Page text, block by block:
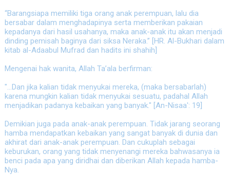
“Barangsiapa memiliki tiga orang anak perempuan, lalu dia
bersabar dalam menghadapinya serta memberikan pakaian
kepadanya dari hasil usahanya, maka anak-anak itu akan menjadi
dinding pemisah baginya dari siksa Neraka.” [HR. Al-Bukhari dalam
kitab al-Adaabul Mufrad dan hadits ini shahih]
Mengenai hak wanita, Allah Ta’ala berfirman:
"…Dan jika kalian tidak menyukai mereka, (maka bersabarlah)
karena mungkin kalian tidak menyukai sesuatu, padahal Allah
menjadikan padanya kebaikan yang banyak." [An-Nisaa': 19]
Demikian juga pada anak-anak perempuan. Tidak jarang seorang
hamba mendapatkan kebaikan yang sangat banyak di dunia dan
akhirat dari anak-anak perempuan. Dan cukuplah sebagai
keburukan, orang yang tidak menyenangi mereka bahwasanya ia
benci pada apa yang diridhai dan diberikan Allah kepada hamba-
Nya.